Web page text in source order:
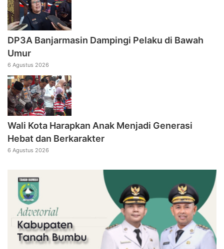
DP3A Banjarmasin Dampingi Pelaku di Bawah
Umur
6 Agustus 2026
Wali Kota Harapkan Anak Menjadi Generasi
Hebat dan Berkarakter
6 Agustus 2026